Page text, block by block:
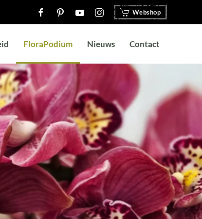
Webshop
FloraPodium Nieuws Contact